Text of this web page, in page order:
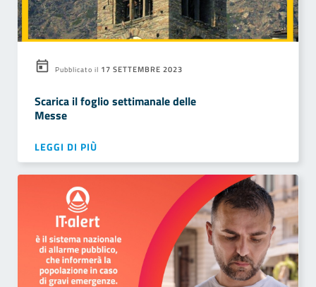
Pubblicato il 17 SETTEMBRE 2023
Scarica il foglio settimanale delle
Messe
LEGGI DI PIÙ